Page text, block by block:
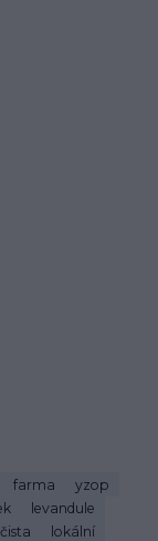
farma
yzop
levandule
lokální